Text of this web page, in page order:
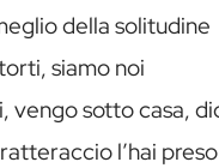
della solitudine
siamo noi
vengo sotto casa,
l’hai